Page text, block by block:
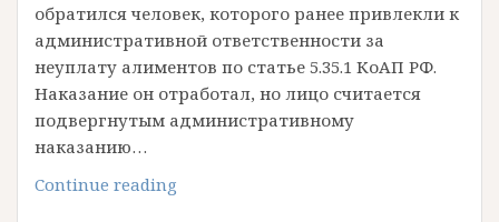
обратился человек, которого ранее привлекли к
административной ответственности за
неуплату алиментов по статье 5.35.1 КоАП РФ.
Наказание он отработал, но лицо считается
подвергнутым административному
наказанию…
Continue reading